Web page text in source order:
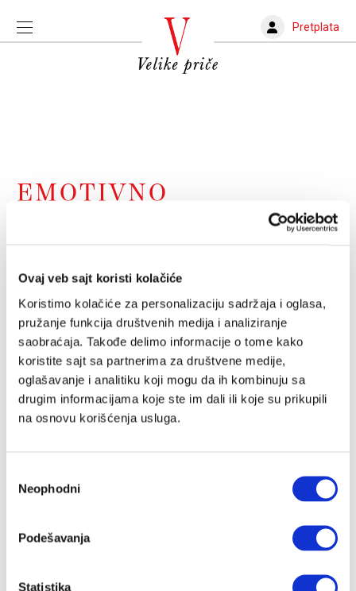
Ovaj veb sajt koristi kolačiće
Koristimo kolačiće za personalizaciju sadržaja i oglasa,
pružanje funkcija društvenih medija i analiziranje
saobraćaja. Takođe delimo informacije o tome kako
koristite sajt sa partnerima za društvene medije,
oglašavanje i analitiku koji mogu da ih kombinuju sa
drugim informacijama koje ste im dali ili koje su prikupili
na osnovu korišćenja usluga.
сагласности
Neophodni
Podešavanja
Statistika
Pretplata
EMOTIVNO
Kako političari gaslajtuju glasače
kojim se postiže neki cilj pa ako neko mora i da umre,
neka tako bude
VELIKE PRIČE 27.07.2025.